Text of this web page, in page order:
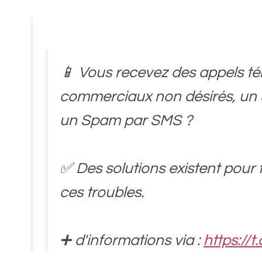
📱 Vous recevez des appels
commerciaux non désirés,
un Spam par SMS ?
✅ Des solutions existent pour
ces troubles.
➕ d'informations via : https://